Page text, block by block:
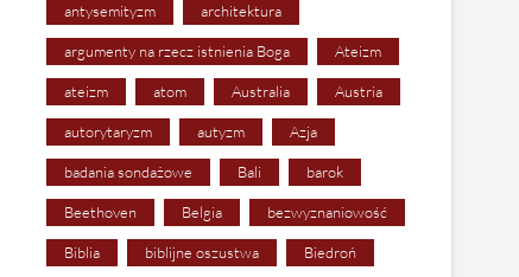
antysemityzm architektura
argumenty na rzecz istnienia Boga Ateizm
ateizm atom Australia Austria
autorytaryzm autyzm Azja
badania sondażowe Bali barok
Beethoven Belgia bezwyznaniowość
Biblia biblijne oszustwa Biedroń